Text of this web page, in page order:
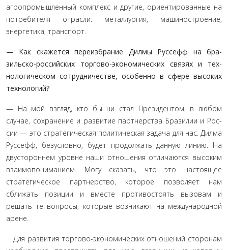
агропромышленный комплекс и другие, ориентированные на
потребителя отрасли: металлургия, ма­шиностроение,
энергетика, транспорт.
— Как скажется переизбрание Дилмы Руссефф на бра­
зильско-российских торгово-экономических связях и тех­
нологическом сотрудничестве, особенно в сфере высоких
технологий?
— На мой взгляд, кто бы ни стал Президентом, в любом
случае, сохранение и развитие партнерства Бразилии и Рос­
сии — это стратегическая политическая задача для нас. Дил­ма
Руссефф, безусловно, будет продолжать данную линию. На
двустороннем уровне наши отношения отличаются вы­соким
взаимопониманием. Могу сказать, что это настоящее
стратегическое партнерство, которое позволяет нам
сближать позиции и вместе противостоять вызовам и
решать те вопросы, которые возникают на международной
арене.
Для развития торгово-экономических отношений сторо­нам